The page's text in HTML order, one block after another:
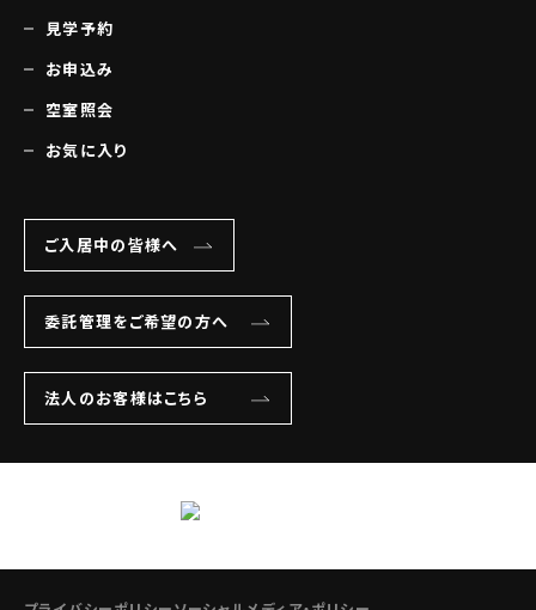
見学予約
お申込み
空室照会
お気に入り
ご入居中の皆様へ
委託管理をご希望の方へ
法人のお客様はこちら